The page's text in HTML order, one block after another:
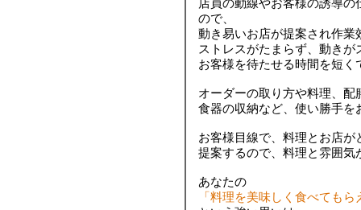
店員の動線やお客様の誘導
ので、
動き易いお店が提案され作業
ストレスがたまらず、動きが
お客様を待たせる時間を短く
オーダーの取り方や料理、
食器の収納など、使い勝手
お客様目線で、料理とお店
提案するので、料理と雰囲
あなたの
「料理を美味しく食べても